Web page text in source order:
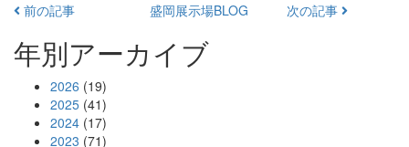
前の記事
盛岡展示場BLOG 次の記事
年別アーカイブ
2026 (19)
2025 (41)
2024 (17)
2023 (71)